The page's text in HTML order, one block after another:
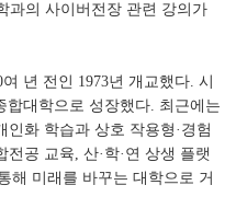
과의 사이버전장 관련 강의가
년 전인 1973년 개교했다. 시
합대학으로 성장했다. 최근에는
화 학습과 상호 작용형·경험
공 교육, 산·학·연 상생 플랫
해 미래를 바꾸는 대학으로 거